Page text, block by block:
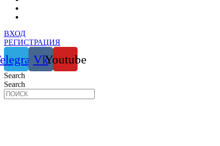
ВХОД
РЕГИСТРАЦИЯ
VkYoutube
Search
Search